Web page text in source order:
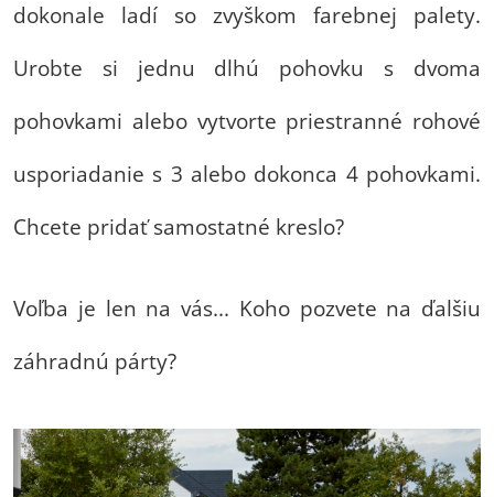
dokonale ladí so zvyškom farebnej palety.
Urobte si jednu dlhú pohovku s dvoma
pohovkami alebo vytvorte priestranné rohové
usporiadanie s 3 alebo dokonca 4 pohovkami.
Chcete pridať samostatné kreslo?
Voľba je len na vás... Koho pozvete na ďalšiu
záhradnú párty?